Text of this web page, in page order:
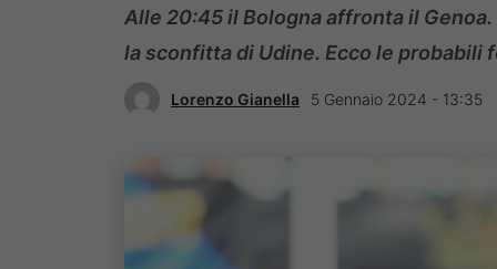
Alle 20:45 il Bologna affronta il
la sconfitta di Udine. Ecco le probabili
Lorenzo Gianella 5 Gennaio 2024 - 13:35